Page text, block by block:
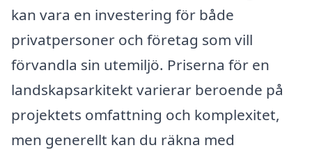
kan vara en investering för både
privatpersoner och företag som vill
förvandla sin utemiljö. Priserna för en
landskapsarkitekt varierar beroende på
projektets omfattning och komplexitet,
men generellt kan du räkna med